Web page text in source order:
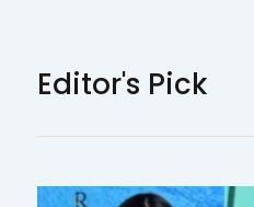
Editor's Pick